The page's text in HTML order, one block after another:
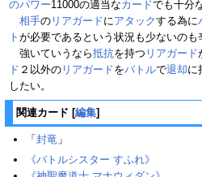
のパワー11000の適当なカードでも十分
相手の リアガードにアタックする為に
ト が必要であるという状況も少ないのも
強いていうなら抵抗を持つ リアガード
ド ２以外の リアガードをバトルで退却に
したい。
関連カード [編集]
「 封竜 」
《バトルシスター すふれ》